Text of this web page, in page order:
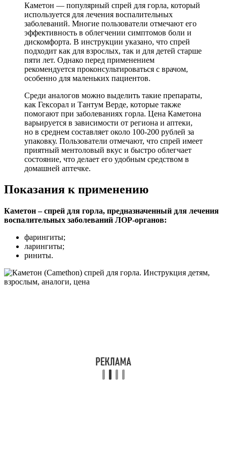
Каметон — популярный спрей для горла, который
используется для лечения воспалительных
заболеваний. Многие пользователи отмечают его
эффективность в облегчении симптомов боли и
дискомфорта. В инструкции указано, что спрей
подходит как для взрослых, так и для детей старше
пяти лет. Однако перед применением
рекомендуется проконсультироваться с врачом,
особенно для маленьких пациентов.
Среди аналогов можно выделить такие препараты,
как Гексорал и Тантум Верде, которые также
помогают при заболеваниях горла. Цена Каметона
варьируется в зависимости от региона и аптеки,
но в среднем составляет около 100-200 рублей за
упаковку. Пользователи отмечают, что спрей имеет
приятный ментоловый вкус и быстро облегчает
состояние, что делает его удобным средством в
домашней аптечке.
Показания к применению
Каметон – спрей для горла, предназначенный для лечения
воспалительных заболеваний ЛОР-органов:
фарингиты;
ларингиты;
риниты.